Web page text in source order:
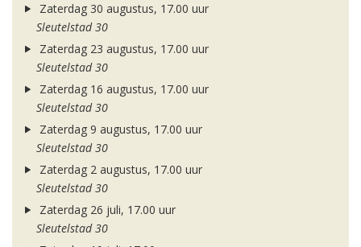
Zaterdag 30 augustus, 17.00 uur
Sleutelstad 30
Zaterdag 23 augustus, 17.00 uur
Sleutelstad 30
Zaterdag 16 augustus, 17.00 uur
Sleutelstad 30
Zaterdag 9 augustus, 17.00 uur
Sleutelstad 30
Zaterdag 2 augustus, 17.00 uur
Sleutelstad 30
Zaterdag 26 juli, 17.00 uur
Sleutelstad 30